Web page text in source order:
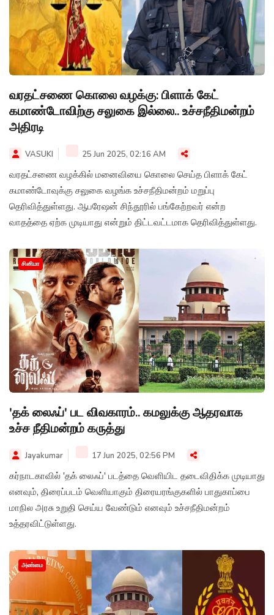
வரதட்சணை கொலை வழக்கு: பிளாக் கேட்
கமாண்டோவிற்கு சலுகை இல்லை.. உச்சநீதிமன்றம்
அதிரடி
VASUKI 25 Jun 2025, 02:16 AM
வரதட்சணை வழக்கில் மனைவியை கொலை செய்த பிளாக் கேட்
கமாண்டோவுக்கு சலுகை வழங்க உச்சநீதிமன்றம் மறுப்பு
தெரிவித்துள்ளது. ஆபரேஷன் சிந்தூரில் பங்கேற்றவர் என்ற
வாதத்தை ஏற்க முடியாது என்றும் திட்டவட்டமாக தெரிவித்துள்ளது.
சினிமா
'தக் லைஃப்' பட விவகாரம்.. கமலுக்கு ஆதரவாக
உச்ச நீதிமன்றம் கருத்து
Jayakumar 17 Jun 2025, 02:56 PM
கர்நாடகாவில் 'தக் லைஃப்' படத்தை வெளியிட தடைவிதிக்க முடியாது
எனவும், திரைப்படம் வெளியாகும் திரையரங்குகளில் பாதுகாப்பை
மாநில அரசு உறுதி செய்ய வேண்டும் எனவும் உச்சநீதிமன்றம்
உத்தரவிட்டுள்ளது.
அண்மை